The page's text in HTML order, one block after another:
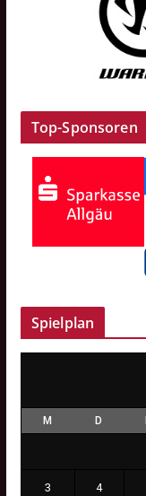
Top-Sponsoren
Spielplan
M D
3 4